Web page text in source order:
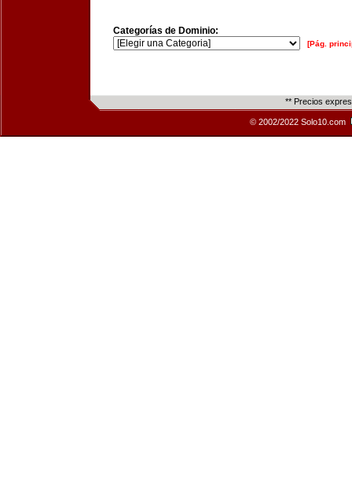
Categorías de Dominio:
[Pág.
** Precios
© 2002/2022 Solo10.com